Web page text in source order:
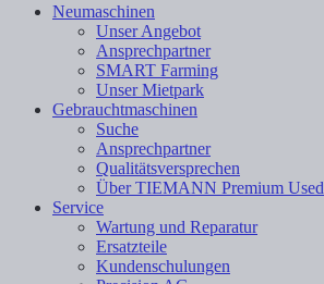
Neumaschinen
Unser Angebot
Ansprechpartner
SMART Farming
Unser Mietpark
Gebrauchtmaschinen
Suche
Ansprechpartner
Qualitätsversprechen
Über TIEMANN Premium Used
Service
Wartung und Reparatur
Ersatzteile
Kundenschulungen